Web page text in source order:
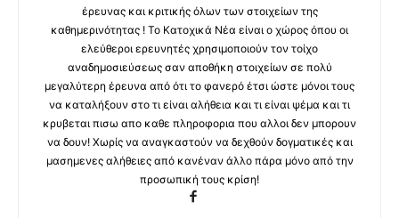
έρευνας και κριτικής όλων των στοιχείων της
καθημερινότητας ! Το Κατοχικά Νέα είναι ο χώρος όπου οι
ελεύθεροι ερευνητές χρησιμοποιούν τον τοίχο
αναδημοσιεύσεως σαν αποθήκη στοιχείων σε πολύ
μεγαλύτερη έρευνα από ότι το φανερό έτσι ώστε μόνοι τους
να καταλήξουν στο τι είναι αλήθεια και τι είναι ψέμα και τι
κρυβεται πισω απο καθε πληροφορια που αλλοι δεν μπορουν
να δουν! Χωρίς να αναγκαστούν να δεχθούν δογματικές και
μασημενες αλήθειες από κανέναν άλλο πάρα μόνο από την
προσωπική τους κρίση!